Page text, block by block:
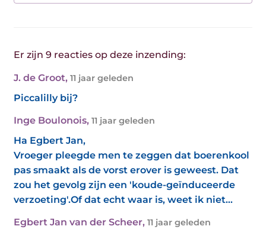
Er zijn 9 reacties op deze inzending:
J. de Groot, 11 jaar geleden
Piccalilly bij?
Inge Boulonois, 11 jaar geleden
Ha Egbert Jan,
Vroeger pleegde men te zeggen dat boerenkool
pas smaakt als de vorst erover is geweest. Dat
zou het gevolg zijn een 'koude-geïnduceerde
verzoeting'.Of dat echt waar is, weet ik niet...
Egbert Jan van der Scheer, 11 jaar geleden